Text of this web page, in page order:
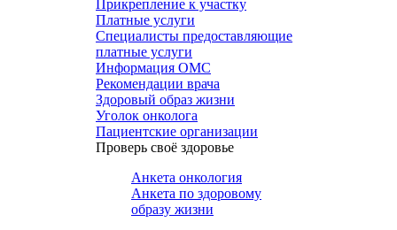
Прикрепление к участку
Платные услуги
Специалисты предоставляющие
платные услуги
Информация ОМС
Рекомендации врача
Здоровый образ жизни
Уголок онколога
Пациентские организации
Проверь своё здоровье
Анкета онкология
Анкета по здоровому
образу жизни